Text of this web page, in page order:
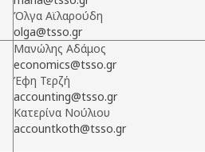
Όλγα Αϊλαρούδη
olga@tsso.gr
Μανώλης Αδάμος
economics@tsso.gr
Έφη Τερζή
accounting@tsso.gr
Κατερίνα Νούλιου
accountkoth@tsso.gr